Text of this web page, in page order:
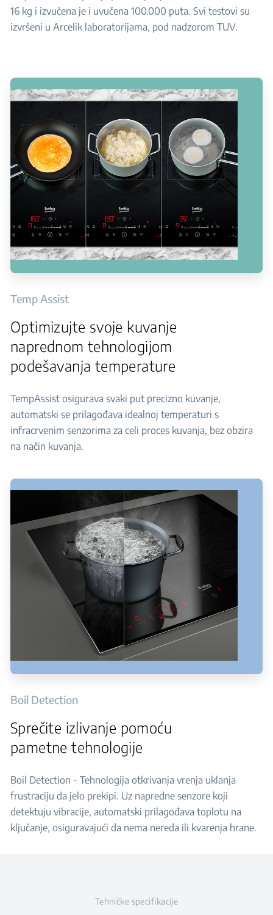
16 kg i izvučena je i uvučena 100.000 puta. Svi testovi su
izvršeni u Arcelik laboratorijama, pod nadzorom TUV.
Temp Assist
Optimizujte svoje kuvanje
naprednom tehnologijom
podešavanja temperature
TempAssist osigurava svaki put precizno kuvanje,
automatski se prilagođava idealnoj temperaturi s
infracrvenim senzorima za celi proces kuvanja, bez obzira
na način kuvanja.
Boil Detection
Sprečite izlivanje pomoću
pametne tehnologije
Boil Detection - Tehnologija otkrivanja vrenja uklanja
frustraciju da jelo prekipi. Uz napredne senzore koji
detektuju vibracije, automatski prilagođava toplotu na
ključanje, osiguravajući da nema nereda ili kvarenja hrane.
Tehničke specifikacije